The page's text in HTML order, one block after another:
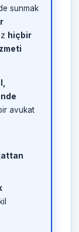
sunmak
hiçbir
avukat